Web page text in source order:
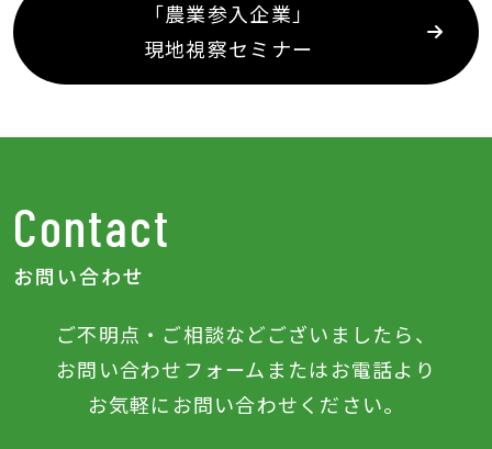
「農業参入企業」
現地視察セミナー
Contact
お問い合わせ
ご不明点‧ご相談などございましたら、
お問い合わせフォームまたはお電話より
お気軽にお問い合わせください。